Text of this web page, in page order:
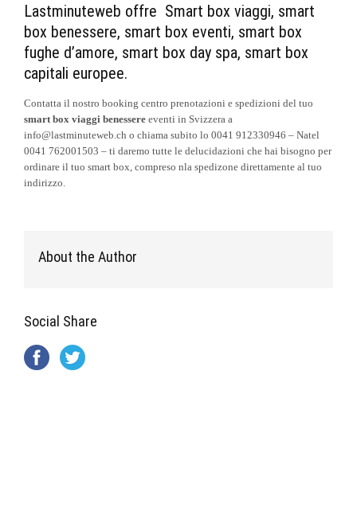
Lastminuteweb offre Smart box viaggi, smart
box benessere, smart box eventi, smart box
fughe d’amore, smart box day spa, smart box
capitali europee.
Contatta il nostro booking centro prenotazioni e spedizioni del tuo
smart box viaggi benessere eventi in Svizzera a
info@lastminuteweb.ch o chiama subito lo 0041 912330946 – Natel
0041 762001503 – ti daremo tutte le delucidazioni che hai bisogno per
ordinare il tuo smart box, compreso nla spedizone direttamente al tuo
indirizzo.
About the Author
Social Share